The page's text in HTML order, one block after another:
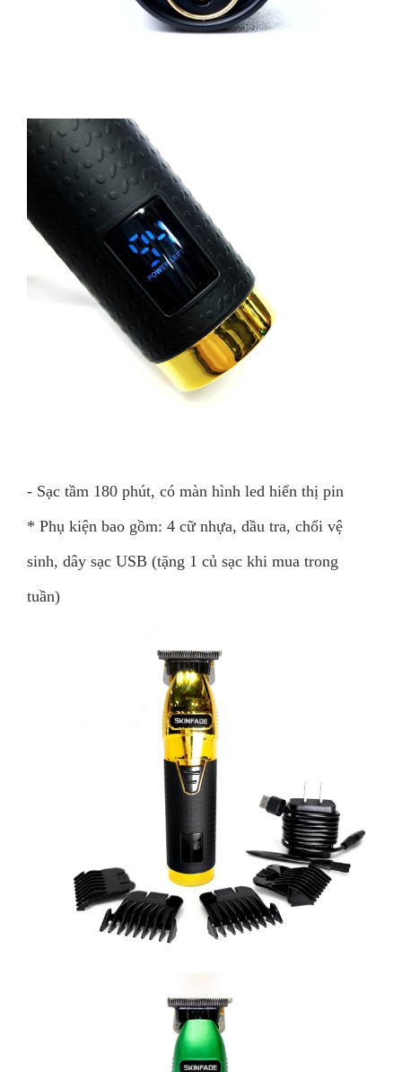
- Sạc tầm 180 phút, có màn hình led hiển thị pin
* Phụ kiện bao gồm: 4 cữ nhựa, dầu tra, chổi vệ
sinh, dây sạc USB (tặng 1 củ sạc khi mua trong
tuần)